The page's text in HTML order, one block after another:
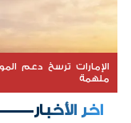
الإمارات ترسخ دعم
ملهمة
اخر الأخبار